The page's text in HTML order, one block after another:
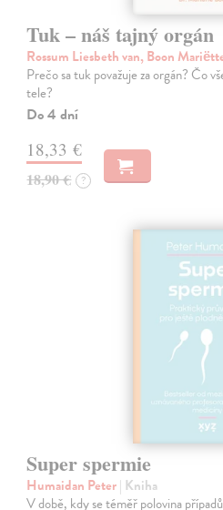
Tuk – náš tajný orgán
Rossum Liesbeth van, Boon
Prečo sa tuk považuje za orgán? Čo
tele?
Do 4 dní
18,33 €
18,90 € ?
Super spermie
Humaidan Peter| Kniha
V době, kdy se téměř polovina